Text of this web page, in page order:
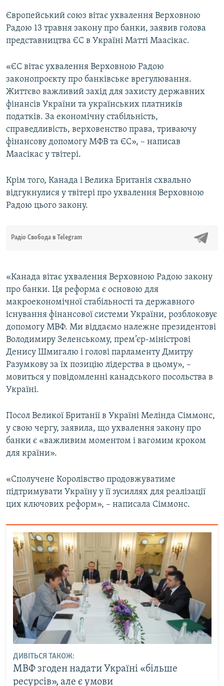
РУС
УКР
ДОЛУЧАЙСЯ!
Усі сайти RFE/RL
Європейський союз вітає ухвалення Верховною
Радою 13 травня закону про банки, заявив голова
представництва ЄС в Україні Матті Маасікас.
«ЄС вітає ухвалення Верховною Радою
законопроєкту про банківське врегулювання.
Життєво важливий захід для захисту державних
фінансів України та українських платників
податків. За економічну стабільність,
справедливість, верховенство права, триваючу
фінансову допомогу МФВ та ЄС», – написав
Маасікас у твітері.
Крім того, Канада і Велика Британія схвально
відгукнулися у твітері про ухвалення Верховною
Радою цього закону.
Радіо Свобода в Telegram
«Канада вітає ухвалення Верховною Радою закону
про банки. Ця реформа є основою для
макроекономічної стабільності та державного
існування фінансової системи України, розблоковує
допомогу МВФ. Ми віддаємо належне президентові
Володимиру Зеленському, прем’єр-міністрові
Денису Шмигалю і голові парламенту Дмитру
Разумкову за їх позицію лідерства в цьому», –
мовиться у повідомленні канадського посольства в
Україні.
Посол Великої Британії в Україні Мелінда Сіммонс,
у свою чергу, заявила, що ухвалення закону про
банки є «важливим моментом і вагомим кроком
для країни».
«Сполучене Королівство продовжуватиме
підтримувати Україну у її зусиллях для реалізації
цих ключових реформ», – написала Сіммонс.
ДИВІТЬСЯ ТАКОЖ:
МВФ згоден надати Україні «більше
ресурсів», але є умови